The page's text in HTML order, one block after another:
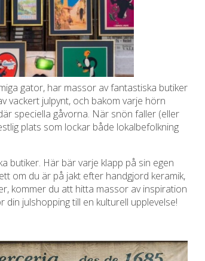
gator, har massor av fantastiska butiker
vackert julpynt, och bakom varje hörn
speciella gåvorna. När snön faller (eller
plats som lockar både lokalbefolkning
butiker. Här bär varje klapp på sin egen
om du är på jakt efter handgjord keramik,
kommer du att hitta massor av inspiration
julshopping till en kulturell upplevelse!